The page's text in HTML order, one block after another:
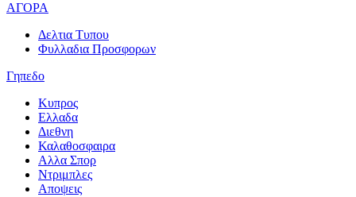
ΑΓΟΡΑ
Δελτια Τυπου
Φυλλαδια Προσφορων
Γηπεδο
Κυπρος
Ελλαδα
Διεθνη
Καλαθοσφαιρα
Αλλα Σπορ
Ντριμπλες
Αποψεις